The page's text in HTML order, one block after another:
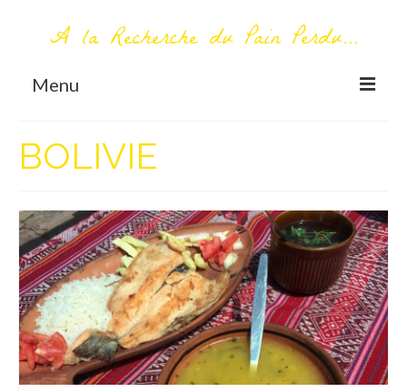
A la Recherche du Pain Perdu...
Menu
Première visite – A propos
Me contacter
AUTOUR DU MONDE
AFRIQUE
La Réunion
AMERIQUE DU SUD
BOLIVIE